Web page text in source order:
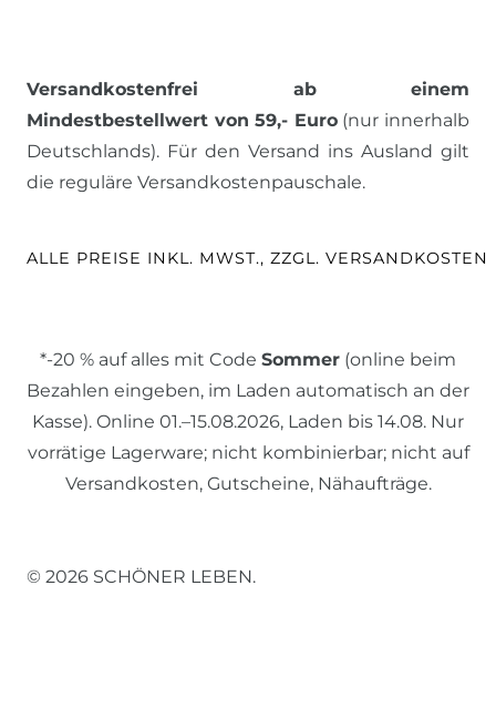
Versandkostenfrei ab einem
Mindestbestellwert von 59,- Euro(nur innerhalb
Deutschlands). Für den Versand ins Ausland gilt
die reguläre Versandkostenpauschale.
ALLE PREISE INKL. MWST., ZZGL. VERSANDKOSTEN
*-20 % auf alles mit Code Sommer (online beim
Bezahlen eingeben, im Laden automatisch an der
Kasse). Online 01.–15.08.2026, Laden bis 14.08. Nur
vorrätige Lagerware; nicht kombinierbar; nicht auf
Versandkosten, Gutscheine, Nähaufträge.
© 2026 SCHÖNER LEBEN.